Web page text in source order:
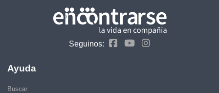
Seguinos:
Ayuda
Buscar